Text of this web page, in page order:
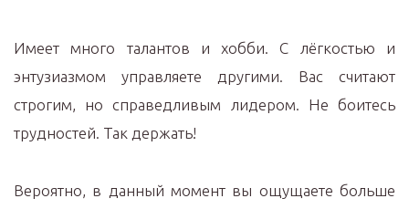
Имеет много талантов и хобби. С лёгкостью и
энтузиазмом управляете другими. Вас считают
строгим, но справедливым лидером. Не боитесь
трудностей. Так держать!
Вероятно, в данный момент вы ощущаете больше